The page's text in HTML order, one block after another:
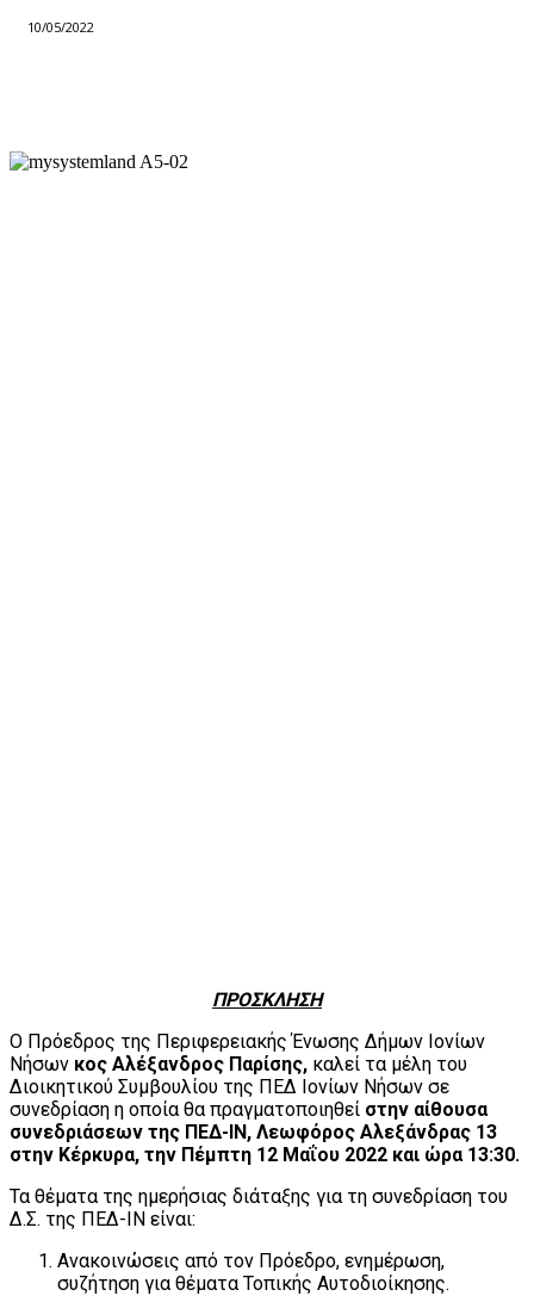
10/05/2022
ΠΡΟΣΚΛΗΣΗ
Ο Πρόεδρος της Περιφερειακής Ένωσης Δήμων Ιονίων
Νήσων κος Αλέξανδρος Παρίσης, καλεί τα μέλη του
Διοικητικού Συμβουλίου της ΠΕΔ Ιονίων Νήσων σε
συνεδρίαση η οποία θα πραγματοποιηθεί στην αίθουσα
συνεδριάσεων της ΠΕΔ-ΙΝ, Λεωφόρος Αλεξάνδρας 13
στην Κέρκυρα, την Πέμπτη 12 Μαΐου 2022 και ώρα 13:30.
Τα θέματα της ημερήσιας διάταξης για τη συνεδρίαση του
Δ.Σ. της ΠΕΔ-ΙΝ είναι:
Ανακοινώσεις από τον Πρόεδρο, ενημέρωση,
συζήτηση για θέματα Τοπικής Αυτοδιοίκησης.